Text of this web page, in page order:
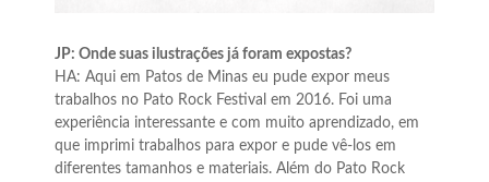
JP: Onde suas ilustrações já foram expostas?
HA: Aqui em Patos de Minas eu pude expor meus
trabalhos no Pato Rock Festival em 2016. Foi uma
experiência interessante e com muito aprendizado, em
que imprimi trabalhos para expor e pude vê-los em
diferentes tamanhos e materiais. Além do Pato Rock